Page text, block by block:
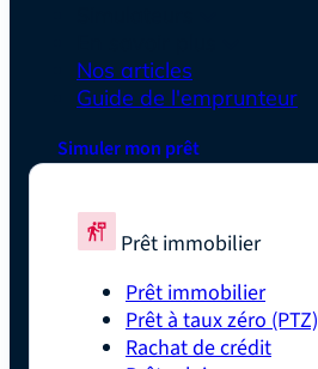
Nos articles
Guide de l'emprunteur
Simuler mon prêt
Prêt immobilier
Prêt immobilier
Prêt à taux zéro (PTZ)
Rachat de crédit